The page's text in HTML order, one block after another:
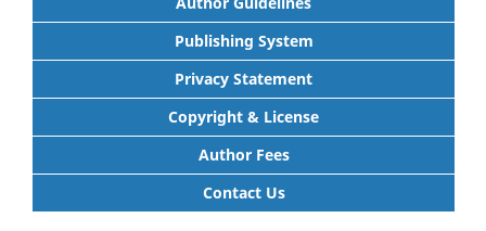
Publishing System
Privacy Statement
Copyright & License
Author Fees
Contact Us